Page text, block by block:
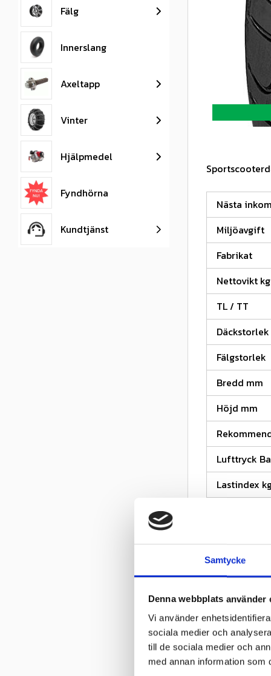
Samtycke
Denna webbplats använder
Vi använder
sociala medier och
till de sociala medier och
med annan information som
Nästa
Miljöavgift
Fabrikat
Nettovikt kg
TL / TT
Däckstorlek
Fälgstorlek
Bredd mm
Höjd mm
Lufttryck
Lastindex
Fälg
Innerslang
Axeltapp
Vinter
Hjälpmedel
Fyndhörna
Kundtjänst